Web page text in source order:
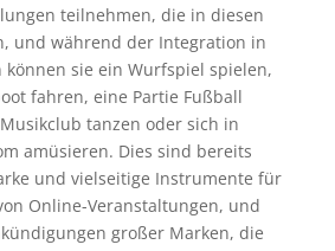
teilnehmen, die in diesen
und während der Integration in
sie ein Wurfspiel spielen,
fahren, eine Partie Fußball
tanzen oder sich in
amüsieren. Dies sind bereits
und vielseitige Instrumente für
Online-Veranstaltungen, und
großer Marken, die